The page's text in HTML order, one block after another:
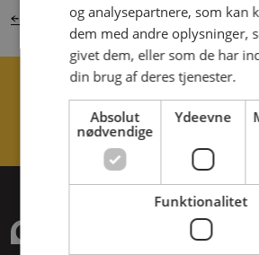
← Tilbage til oversigten
Kontakt os
Send email +45
og analysepartnere, som kan
dem med andre oplysninger,
givet dem, eller som de har
din brug af deres tjenester.
Absolut
nødvendige
Ydeevne
Funktionalitet